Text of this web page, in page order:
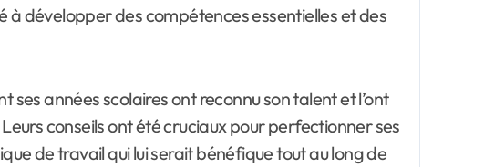
à développer des compétences essentielles et des
années scolaires ont reconnu son talent et l’ont
conseils ont été cruciaux pour perfectionner ses
de travail qui lui serait bénéfique tout au long de